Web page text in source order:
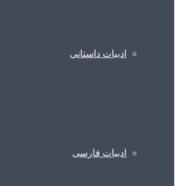
ادبیات داستانی
ادبیات فارسی